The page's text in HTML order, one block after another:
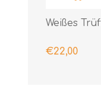
Weißes
€22,00